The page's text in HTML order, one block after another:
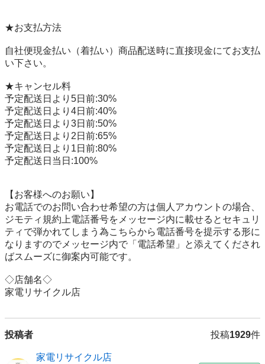
★お支払方法
自社便現金払い（着払い）商品配送時に直接現金にてお支払
い下さい。
★キャンセル料
予定配送日より5日前:30%
予定配送日より4日前:40%
予定配送日より3日前:50%
予定配送日より2日前:65%
予定配送日より1日前:80%
予定配送日当日:100%
【お客様へのお願い】
お電話でのお問い合わせ希望の方は個人アカウントの場合、
ジモティ規約上電話番号をメッセージ内に載せるとセキュリ
ティで弾かれてしまう為こちらから電話番号を提示する形に
なりますのでメッセージ内で「電話希望」と添えてくだされ
ばスムーズに御案内可能です。
◇店舗名◇
家電リサイクル店
投稿者 投稿1929件
家電リサイクル店